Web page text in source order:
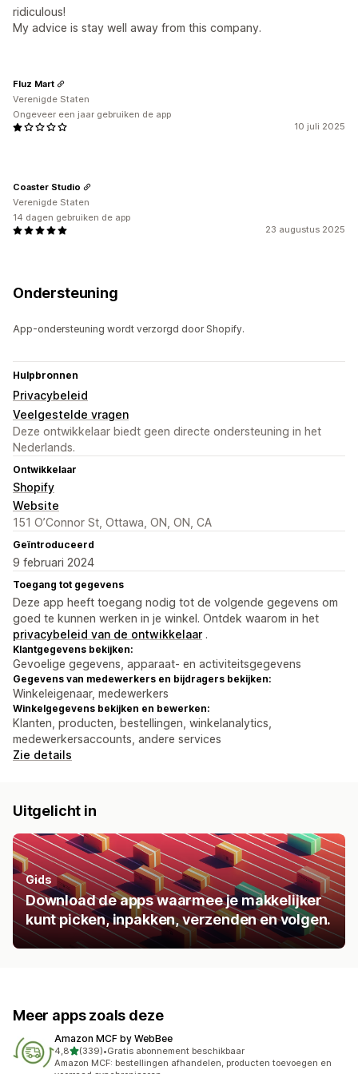
ridiculous!
My advice is stay well away from this company.
10 juli 2025
Fluz Mart
Verenigde Staten
Ongeveer een jaar gebruiken de app
23 augustus 2025
Coaster Studio
Verenigde Staten
14 dagen gebruiken de app
Ondersteuning
App-ondersteuning wordt verzorgd door Shopify.
Hulpbronnen
Privacybeleid
Veelgestelde vragen
Deze ontwikkelaar biedt geen directe ondersteuning in het
Nederlands.
Ontwikkelaar
Shopify
Website
151 O’Connor St, Ottawa, ON, ON, CA
Geïntroduceerd
9 februari 2024
Toegang tot gegevens
Deze app heeft toegang nodig tot de volgende gegevens om
goed te kunnen werken in je winkel. Ontdek waarom in het
privacybeleid van de ontwikkelaar .
Klantgegevens bekijken:
Gevoelige gegevens, apparaat- en activiteitsgegevens
Gegevens van medewerkers en bijdragers bekijken:
Winkeleigenaar, medewerkers
Winkelgegevens bekijken en bewerken:
Klanten, producten, bestellingen, winkelanalytics,
medewerkersaccounts, andere services
Zie details
Uitgelicht in
Gids
Download de apps waarmee je makkelijker
kunt picken, inpakken, verzenden en volgen.
Meer apps zoals deze
Amazon MCF by WebBee
4,8van 5 sterren
(339)
339 recensies in totaal
•Gratis abonnement beschikbaar
Amazon MCF: bestellingen afhandelen, producten toevoegen en